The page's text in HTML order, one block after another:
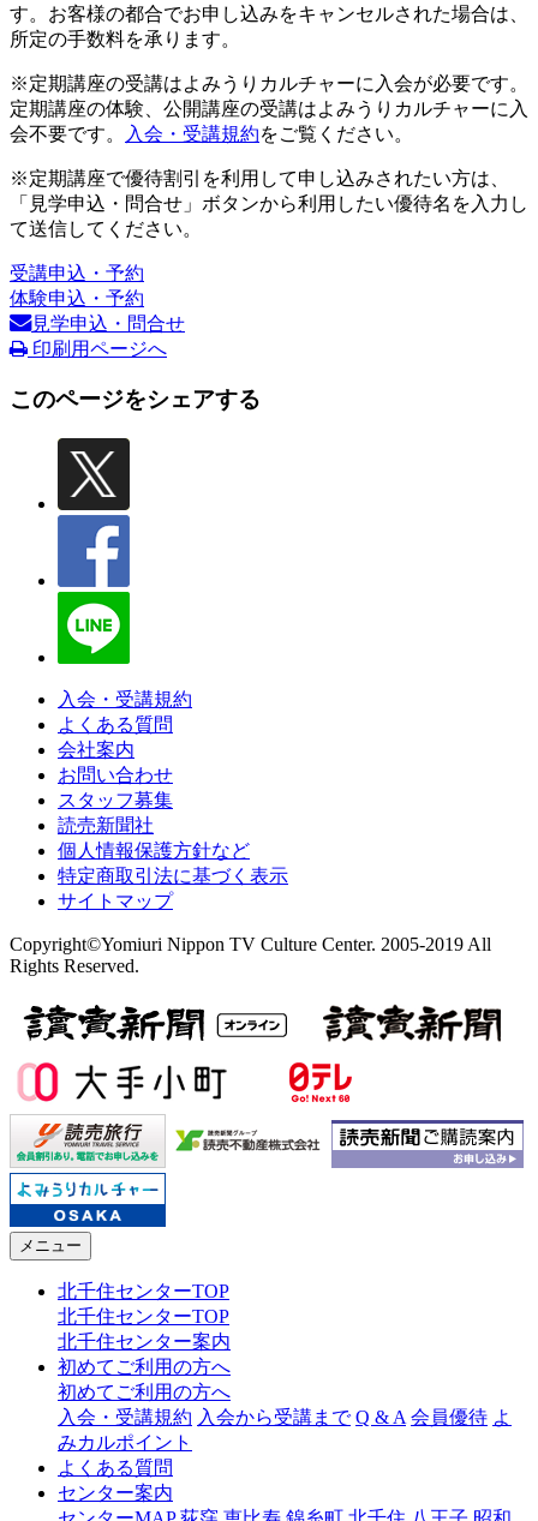
す。お客様の都合でお申し込みをキャンセルされた場合は、
所定の手数料を承ります。
※定期講座の受講はよみうりカルチャーに入会が必要です。
定期講座の体験、公開講座の受講はよみうりカルチャーに入
会不要です。
入会・受講規約をご覧ください。
※定期講座で優待割引を利用して申し込みされたい方は、
「見学申込・問合せ」ボタンから利用したい優待名を入力し
て送信してください。
受講申込・予約
体験申込・予約
見学申込・問合せ
印刷用ページへ
このページをシェアする
入会・受講規約
よくある質問
会社案内
お問い合わせ
スタッフ募集
読売新聞社
個人情報保護方針など
特定商取引法に基づく表示
サイトマップ
Copyright©Yomiuri Nippon TV Culture Center. 2005-2019 All
Rights Reserved.
メニュー
北千住センターTOP
北千住センターTOP
北千住センター案内
初めてご利用の方へ
初めてご利用の方へ
入会・受講規約 入会から受講まで Q & A 会員優待 よ
みカルポイント
よくある質問
センター案内